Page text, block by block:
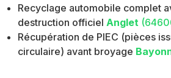
Recyclage automobile complet
destruction officiel Anglet
Récupération de PIEC (pièces
circulaire) avant broyage